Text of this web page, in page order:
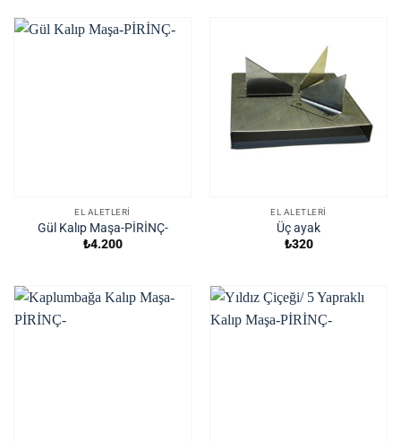
EL ALETLERI
Gül Kalıp Maşa-PİRİNÇ-
₺4.200
EL ALETLERI
Üç ayak
₺320